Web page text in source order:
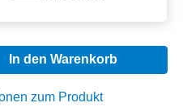
gewünschten
In den Warenkorb
zum Produkt